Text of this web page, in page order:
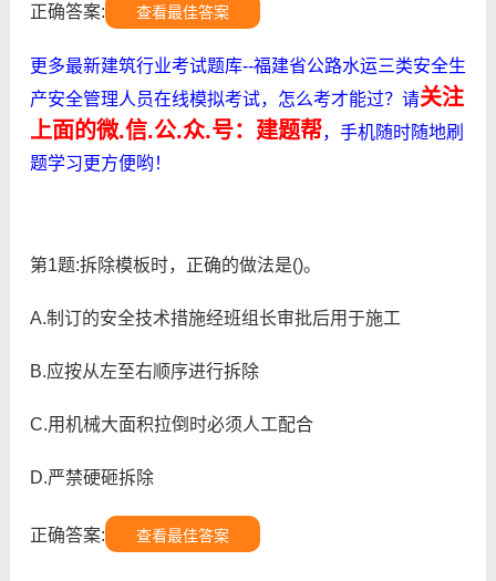
正确答案: 查看最佳答案
更多最新建筑行业考试题库--福建省公路水运三类安全生
产安全管理人员在线模拟考试，怎么考才能过？请关注
上面的微.信.公.众.号：建题帮，手机随时随地刷
题学习更方便哟！
第1题:拆除模板时，正确的做法是()。
A.制订的安全技术措施经班组长审批后用于施工
B.应按从左至右顺序进行拆除
C.用机械大面积拉倒时必须人工配合
D.严禁硬砸拆除
正确答案: 查看最佳答案